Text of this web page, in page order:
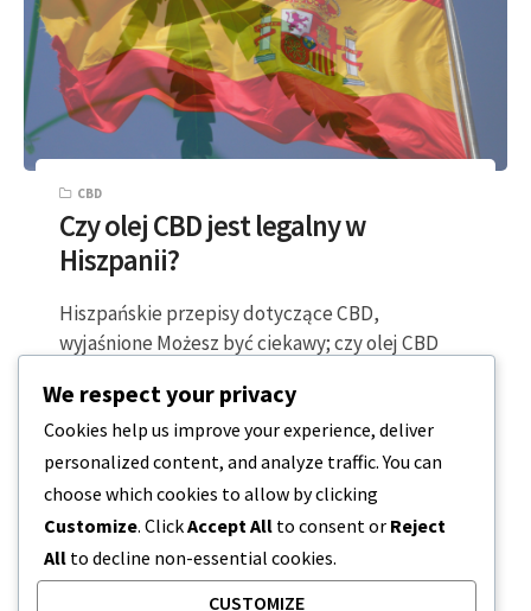
CBD
Czy olej CBD jest legalny w
Hiszpanii?
Hiszpańskie przepisy dotyczące CBD,
wyjaśnione Możesz być ciekawy; czy olej CBD
cię zaskoczyć……
2 MINUTY CZYTANIA 2024-01-13
We respect your privacy
Cookies help us improve your experience, deliver
personalized content, and analyze traffic. You can
choose which cookies to allow by clicking
Customize. ClickAccept All to consent or Reject
All to decline non-essential cookies.
CUSTOMIZE